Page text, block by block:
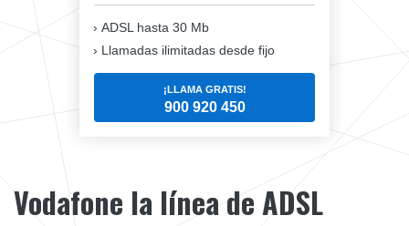
ADSL hasta 30 Mb
Llamadas ilimitadas desde fijo
¡LLAMA GRATIS!
900 920 450
Vodafone la línea de ADSL